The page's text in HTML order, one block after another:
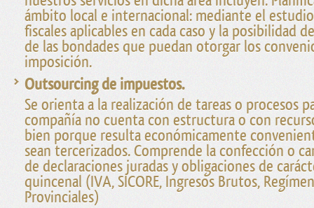
ámbito local e internacional: mediante el
fiscales aplicables en cada caso y la posibilidad
de las bondades que puedan otorgar los
imposición.
Outsourcing de impuestos.
Se orienta a la realización de tareas o procesos
compañía no cuenta con estructura o con
bien porque resulta económicamente
sean tercerizados. Comprende la confección o
de declaraciones juradas y obligaciones de
quincenal (IVA, SICORE, Ingresos Brutos,
Provinciales)